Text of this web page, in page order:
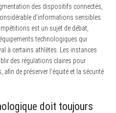
des dispositifs connectés,
d’informations sensibles.
est un sujet de débat,
technologiques qui
à certains athlètes. Les instances
des régulations claires pour
de préserver l’équité et la sécurité
doit toujours